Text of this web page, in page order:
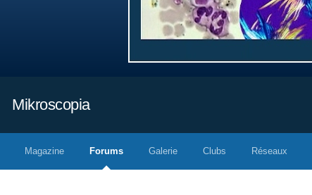
Mikroscopia
Magazine Forums Galerie Clubs Réseaux